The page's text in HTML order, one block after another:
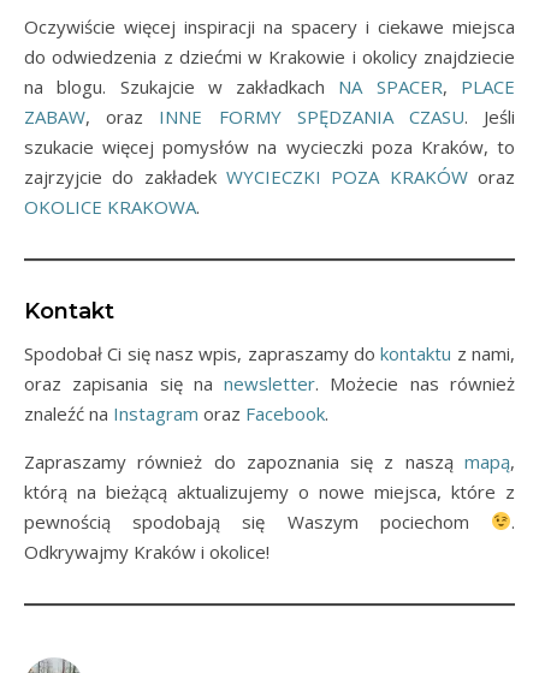
Oczywiście więcej inspiracji na spacery i ciekawe miejsca
do odwiedzenia z dziećmi w Krakowie i okolicy znajdziecie
na blogu. Szukajcie w zakładkach NA SPACER, PLACE
ZABAW, oraz INNE FORMY SPĘDZANIA CZASU. Jeśli
szukacie więcej pomysłów na wycieczki poza Kraków, to
zajrzyjcie do zakładek WYCIECZKI POZA KRAKÓWoraz
OKOLICE KRAKOWA.
Kontakt
Spodobał Ci się nasz wpis, zapraszamy dokontaktu z nami,
oraz zapisania się nanewsletter. Możecie nas również
znaleźć na Instagram oraz Facebook.
Zapraszamy również do zapoznania się z naszą mapą,
którą na bieżącą aktualizujemy o nowe miejsca, które z
pewnością spodobają się Waszym pociechom
.
Odkrywajmy Kraków i okolice!